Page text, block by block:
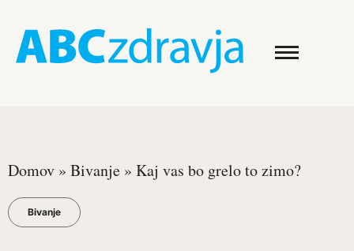
Domov » Bivanje » Kaj vas bo grelo to zimo?
Bivanje